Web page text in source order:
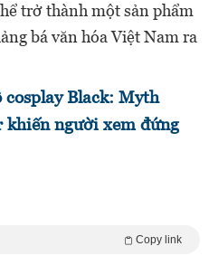
trở thành một sản phẩm
bá văn hóa Việt Nam ra
cosplay Black: Myth
khiến người xem đứng
Copy link